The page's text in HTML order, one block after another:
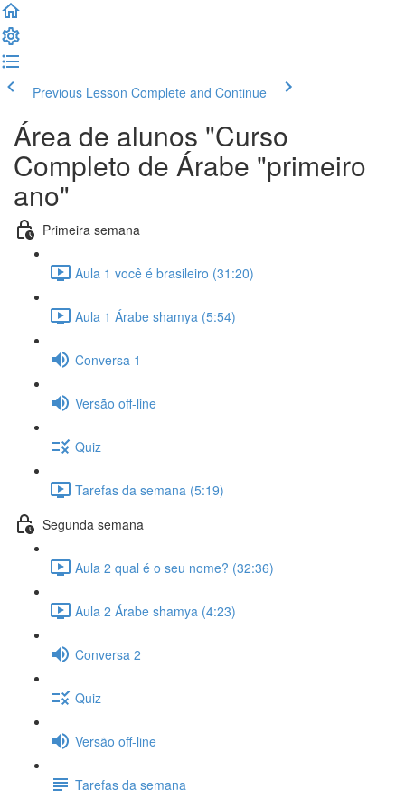
Previous Lesson Complete and Continue
Área de alunos "Curso
Completo de Árabe "primeiro
ano"
Primeira semana
Aula 1 você é brasileiro (31:20)
Aula 1 Árabe shamya (5:54)
Conversa 1
Versão off-line
Quiz
Tarefas da semana (5:19)
Segunda semana
Aula 2 qual é o seu nome? (32:36)
Aula 2 Árabe shamya (4:23)
Conversa 2
Quiz
Versão off-line
Tarefas da semana